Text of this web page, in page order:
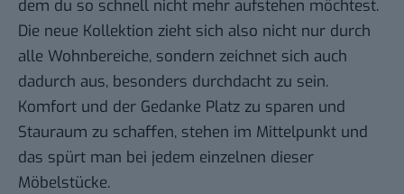
dem du so schnell nicht mehr aufstehen möchtest.
Die neue Kollektion zieht sich also nicht nur durch
alle Wohnbereiche, sondern zeichnet sich auch
dadurch aus, besonders durchdacht zu sein.
Komfort und der Gedanke Platz zu sparen und
Stauraum zu schaffen, stehen im Mittelpunkt und
das spürt man bei jedem einzelnen dieser
Möbelstücke.